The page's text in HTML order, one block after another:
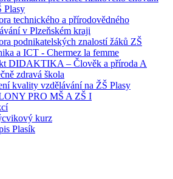
Plasy
technického a přírodovědného
v Plzeňském kraji
podnikatelských znalostí žáků ZŠ
a ICT - Chermez la femme
DIDAKTIKA – Člověk a příroda A
zdravá škola
kvality vzdělávání na ŽŠ Plasy
PRO MŠ A ZŠ I
kurz
Plasík